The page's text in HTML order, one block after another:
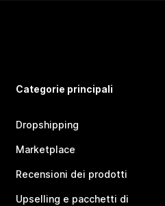
Categorie principali
Dropshipping
Marketplace
Recensioni dei prodotti
Upselling e pacchetti di